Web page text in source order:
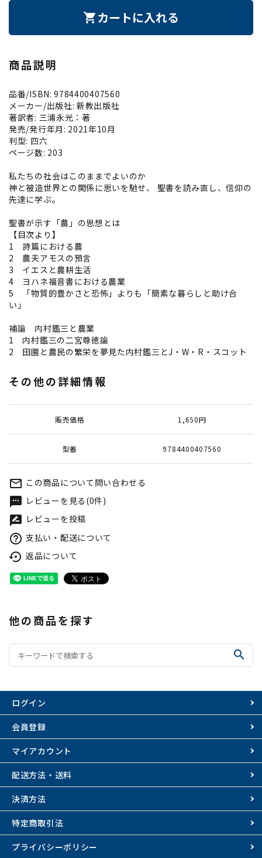
shopping_cart カートに入れる
商品説明
品番/ISBN: 9784400407560
メーカー/出版社: 新教出版社
著訳者: 三浦永光：著
発売/発行年月: 2021年10月
判型: 四六
ページ数: 203
私たちの社会はこのままでよいのか
神と被造世界との関係に思いを馳せ、 聖書を読み直し、信仰の
先達に学ぶ。
聖書が示す「農」の思想とは
【目次より】
1 詩篇における農
2 農夫アモスの預言
3 イエスと農耕生活
4 ヨハネ福音書における農業
5 「物質的豊かさと恐怖」よりも「簡素な暮らしと助け合
い」
補論 内村鑑三と農業
1 内村鑑三の二宮尊徳論
2 田園と農民の繁栄を夢見た内村鑑三とJ・W・R・スコット
その他の詳細情報
販売価格 1,650円
型番 9784400407560
mail_outline この商品について問い合わせる
textsms レビューを見る(0件)
rate_review レビューを投稿
help_outline 支払い・配送について
settings_backup_restore 返品について
他の商品を探す
search
ログイン
会員登録
マイアカウント
配送方法・送料
決済方法
特定商取引法
プライバシーポリシー